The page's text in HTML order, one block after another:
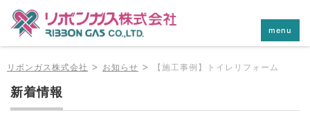
menu
リボンガス株式会社 > お知らせ > 【施工事例】トイレリフォーム
新着情報